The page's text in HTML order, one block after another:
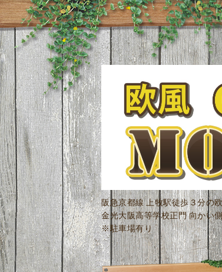
阪急京都線 上牧駅徒歩３分の
金光大阪高等学校正門 向かい側
※駐車場有り